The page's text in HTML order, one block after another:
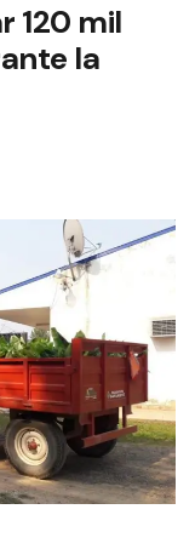
120 mil
la